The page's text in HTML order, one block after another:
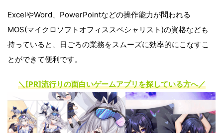
ExcelやWord、PowerPointなどの操作能力が問われる
MOS(マイクロソフトオフィススペシャリスト)の資格なども
持っていると、日ごろの業務をスムーズに効率的にこなすこ
とができて便利です。
＼[PR]流行りの面白いゲームアプリを探している方へ／